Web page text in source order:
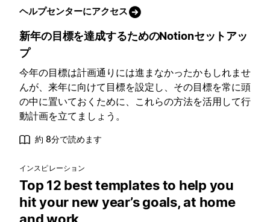
ヘルプセンターにアクセス
新年の目標を達成するためのNotionセットアッ
プ
今年の目標は計画通りには進まなかったかもしれませ
んが、来年に向けて目標を設定し、その目標を常に頭
の中に置いておくために、これらの方法を活用して行
動計画を立てましょう。
約 8分で読めます
インスピレーション
Top 12 best templates to help you
hit your new year’s goals, at home